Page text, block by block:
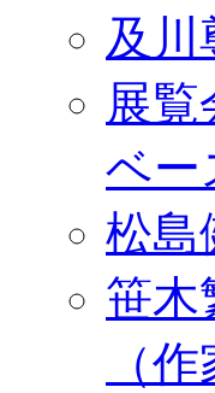
及川
展
ベー
松島
笹木
（